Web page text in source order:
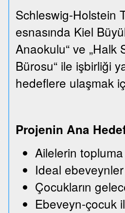
Schleswig-Holstein
esnasında Kiel
Anaokulu“ ve „Halk
Bürosu“ ile işbirliği
hedeflere ulaşmak
Projenin Ana
Ailelerin topluma
Ideal
Çocukların
Ebeveyn-çocuk